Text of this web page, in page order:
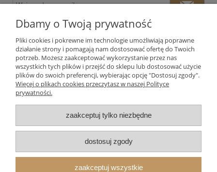
Twoje dane będą przetwarzane zgodnie z nasząpolityką
prywatności
Moje konto
Płatności i dostawa
Informacje
Dbamy o Twoją prywatność
Pliki cookies i pokrewne im technologie umożliwiają poprawne
działanie strony i pomagają nam dostosować ofertę do Twoich
potrzeb. Możesz zaakceptować wykorzystanie przez nas
wszystkich tych plików i przejść do sklepu lub dostosować użycie
plików do swoich preferencji, wybierając opcję "Dostosuj zgody".
Więcej o plikach cookies przeczytasz w naszej Polityce
prywatności.
zaakceptuj tylko niezbędne
dostosuj zgody
zaakceptuj wszystkie